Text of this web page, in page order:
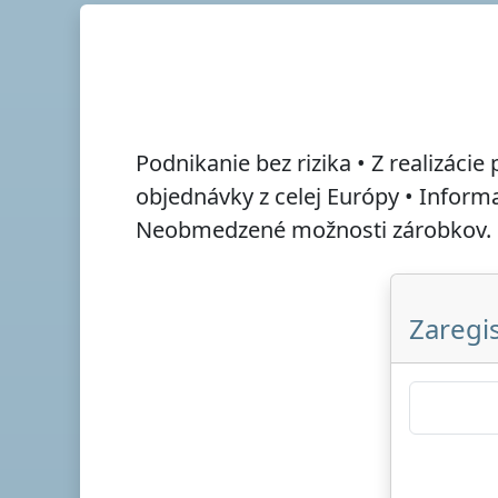
Podnikanie bez rizika • Z
objednávky z celej Európy •
Neobmedzené možnosti zárobkov.